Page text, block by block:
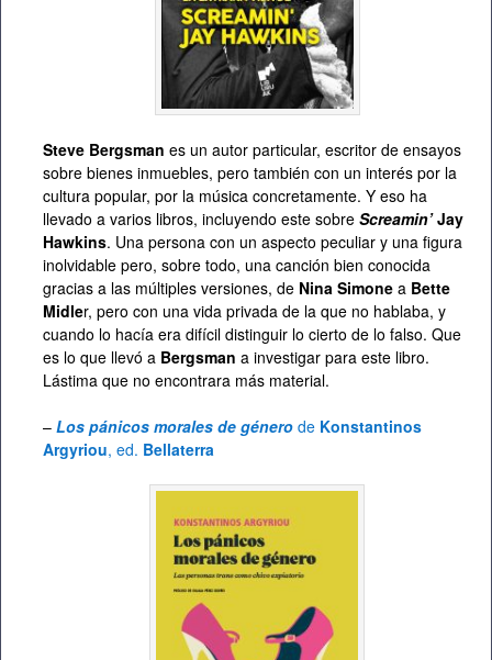
Steve Bergsman es un autor particular, escritor de ensayos
sobre bienes inmuebles, pero también con un interés por la
cultura popular, por la música concretamente. Y eso ha
llevado a varios libros, incluyendo este sobre Screamin’Jay
Hawkins. Una persona con un aspecto peculiar y una figura
inolvidable pero, sobre todo, una canción bien conocida
gracias a las múltiples versiones, de Nina Simone a Bette
Midler, pero con una vida privada de la que no hablaba, y
cuando lo hacía era difícil distinguir lo cierto de lo falso. Que
es lo que llevó a Bergsman a investigar para este libro.
Lástima que no encontrara más material.
– Los pánicos morales de género de Konstantinos
Argyriou, ed. Bellaterra